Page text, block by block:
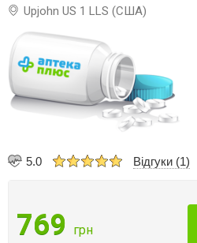
Upjohn US 1 LLS (США)
5.0 Відгуки (1)
769 грн